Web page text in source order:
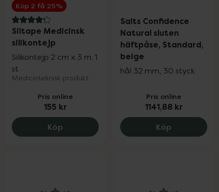
Köp 2 få 25%
4.2 av 5 i omdöme
Siltape Medicinsk
silikontejp
Silikontejp 2 cm x 3 m. 1
st
Medicinteknisk produkt
Pris online
155 kr
Köp Siltape Medicinsk silikontejp, 155 kr.
Salts Confidence
Natural sluten
häftpåse, Standard,
beige
hål 32 mm, 30 styck
Pris online
1141,88 kr
Köp Salts